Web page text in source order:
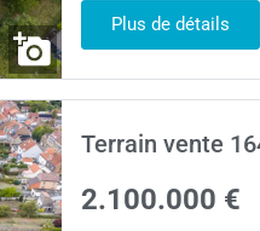
Plus de détails
Terrain vente
2.100.000 €